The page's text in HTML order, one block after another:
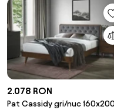
2.078 RON
Pat Cassidy gri/nuc